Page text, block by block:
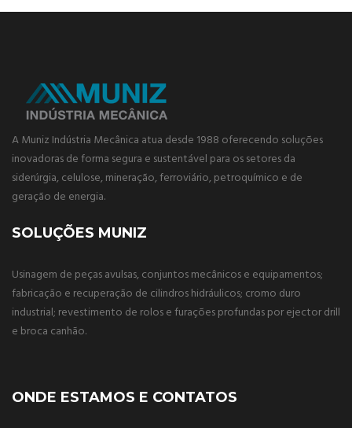
A Muniz Indústria Mecânica atua desde 1988 oferecendo soluções
inovadoras de forma segura e sustentável para os setores da
siderúrgia, celulose, mineração, ferroviário, petroquímico e de
geração de energia.
SOLUÇÕES MUNIZ
Usinagem de peças avulsas, conjuntos mecânicos e equipamentos;
fabricação e recuperação de cilindros hidráulicos; cromo duro
industrial; revestimento de rolos e furações profundas por ejector drill
e broca canhão.
ONDE ESTAMOS E CONTATOS